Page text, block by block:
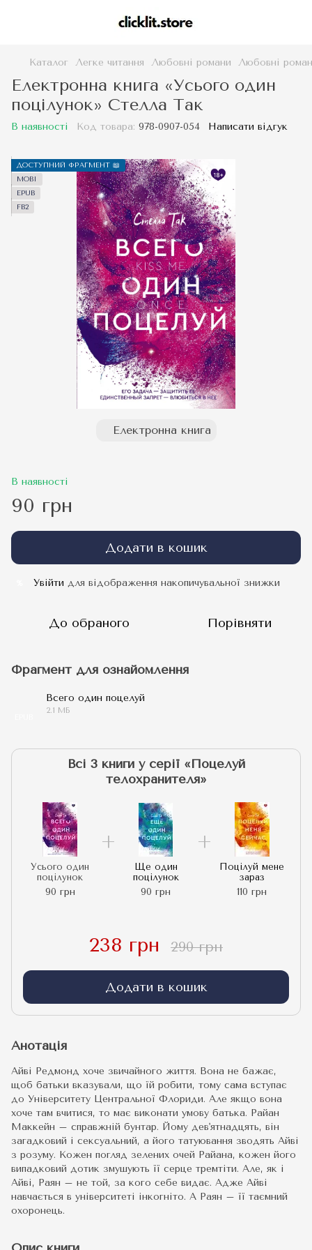
Каталог Легке читання Любовні романи Любовні
Електронна книга «Усього один
поцілунок» Стелла Так
В наявності Код товара: 978-0907-054 Написати відгук
ДОСТУПНИЙ ФРАГМЕНТ 📖
MOBI
EPUB
FB2
Електронна книга
В наявності
90 грн
Додати в кошик
Увійти для відображення накопичувальної знижки
До обраного Порівняти
Фрагмент для ознайомлення
Всего один поцелуй
2.1 МБ
Всі 3 книги у серії «Поцелуй
телохранителя»
Усього один
поцілунок
90 грн
Ще один
поцілунок
90 грн
Поцілуй мене
зараз
110 грн
238 грн 290 грн
Додати в кошик
Анотація
Айві Редмонд хоче звичайного життя. Вона не бажає,
щоб батьки вказували, що їй робити, тому сама вступає
до Університету Центральної Флориди. Але якщо вона
хоче там вчитися, то має виконати умову батька. Райан
Маккейн – справжній бунтар. Йому дев'ятнадцять, він
загадковий і сексуальний, а його татуювання зводять Айві
з розуму. Кожен погляд зелених очей Райана, кожен його
випадковий дотик змушують її серце тремтіти. Але, як і
Айві, Раян – не той, за кого себе видає. Адже Айві
навчається в університеті інкогніто. А Раян – її таємний
охоронець.